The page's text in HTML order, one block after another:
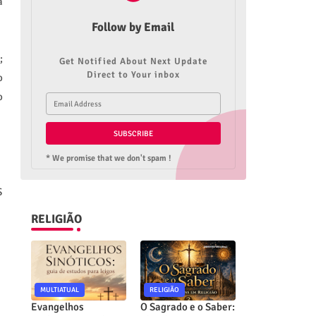
Follow by Email
Get Notified About Next Update
Direct to Your inbox
* We promise that we don't spam !
RELIGIÃO
MULTIATUAL
Evangelhos
RELIGIÃO
O Sagrado e o Saber: